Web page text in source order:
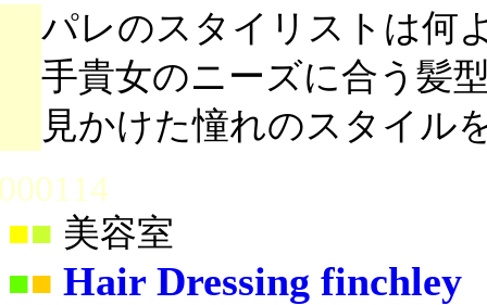
パレのスタイリストは何
手貴女のニーズに合う髪
見かけた憧れのスタイル
■ 美容室
■■ Hair Dressing finchley